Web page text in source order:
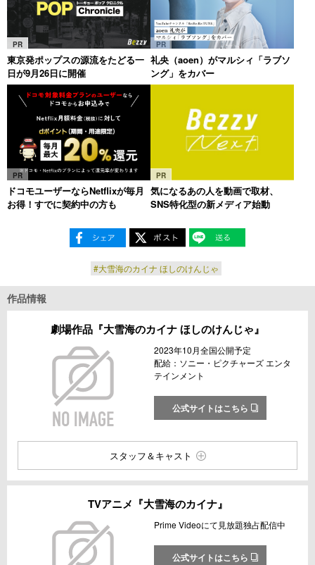
PR
東京発ポップスの源流をたどる一
日が9月26日に開催
PR
礼央（aoen）がマルシィ「ラブソ
ング」をカバー
PR
ドコモユーザーならNetflixが毎月
お得！すでに契約中の方も
PR
気になるあの人を動画で取材、
SNS特化型の新メディア始動
#大雪海のカイナ ほしのけんじゃ
作品情報
劇場作品『大雪海のカイナ ほしのけんじゃ』
2023年10月全国公開予定
配給：ソニー・ピクチャーズ エンタ
テインメント
公式サイトはこちら
スタッフ＆キャスト
TVアニメ『大雪海のカイナ』
Prime Videoにて見放題独占配信中
公式サイトはこちら